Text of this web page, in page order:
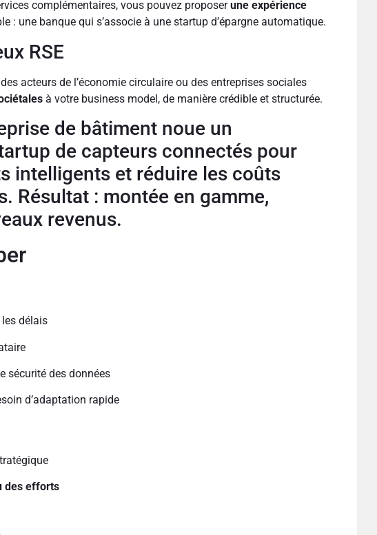
complémentaires, vous pouvez proposerune expérience
: une banque qui s’associe à une startup d’épargne automatique.
RSE
acteurs de l’économie circulaire ou des entreprises sociales
à votre business model, de manière crédible et structurée.
de bâtiment noue un
de capteurs connectés pour
intelligents et réduire les coûts
Résultat : montée en gamme,
revenus.
délais
sécurité des données
d’adaptation rapide
des efforts